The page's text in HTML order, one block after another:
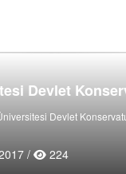
Devlet
Devlet
/ 224